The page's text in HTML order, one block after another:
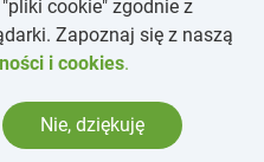
dla placówek medycznych
cookie" zgodnie z
Zapoznaj się z naszą
i cookies.
Nie, dziękuję